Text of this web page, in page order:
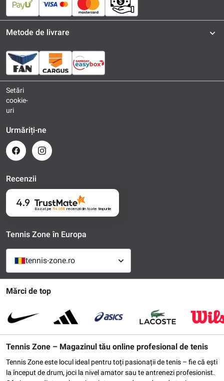
Mărci de top
Tennis Zone – Magazinul tău online profesional de tenis
Tennis Zone este locul ideal pentru toți pasionații de tenis – fie că ești
la început de drum, joci la nivel amator sau te antrenezi profesionist.
Metode de livrare
Setări
cookie-
uri
Urmăriți-ne
Recenzii
4.9
Bazat pe 54 658 recenziidin toate timpurile
Tennis Zone în Europa
tennis-zone.ro